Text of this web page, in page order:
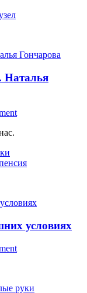
Наталья
условиях
руки